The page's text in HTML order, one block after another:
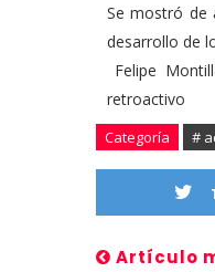
Se mostró de
desarrollo de
Felipe
retroactivo
Categoría #
Artículo